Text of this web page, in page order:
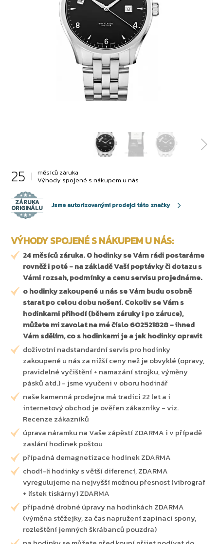
25
měsíců záruka
Výhody spojené s nákupem u nás
ZÁRUKA
ORIGINÁLU Jsme autorizovanými prodejci této značky
VÝHODY SPOJENÉ S NÁKUPEM U NÁS:
24 měsíců záruka. O hodinky se Vám rádi postaráme
rovněž i poté - na základě Vaší poptávky či dotazu s
Vámi rozsah, podmínky a cenu servisu projednáme.
o hodinky zakoupené u nás se Vám budu osobně
starat po celou dobu nošení. Cokoliv se Vám s
hodinkami přihodí (během záruky i po záruce),
můžete mi zavolat na mé číslo 602521828 - ihned
Vám sdělím, co s hodinkami je a jak hodinky opravit
doživotní nadstandardní servis pro hodinky
zakoupené u nás za nižší ceny než je obvyklé (opravy,
pravidelné vyčištění + namazání strojku, výměny
pásků atd.) - jsme vyučeni v oboru hodinář
naše kamenná prodejna má tradici 22 let a i
internetový obchod je ověřen zákazníky - viz.
Recenze zákazníků
úprava náramku na Vaše zápěstí ZDARMA i v případě
zaslání hodinek poštou
případná demagnetizace hodinek ZDARMA
chodí-li hodinky s větší diferencí, ZDARMA
vyregulujeme na nejvyšší možnou přesnost (vibrograf
+ lístek tiskárny) ZDARMA
případné drobné úpravy na hodinkách ZDARMA
(výměna stěžejky, za čas napružení zapínací spony,
rozleštění jemných škrábanců pouzdra)